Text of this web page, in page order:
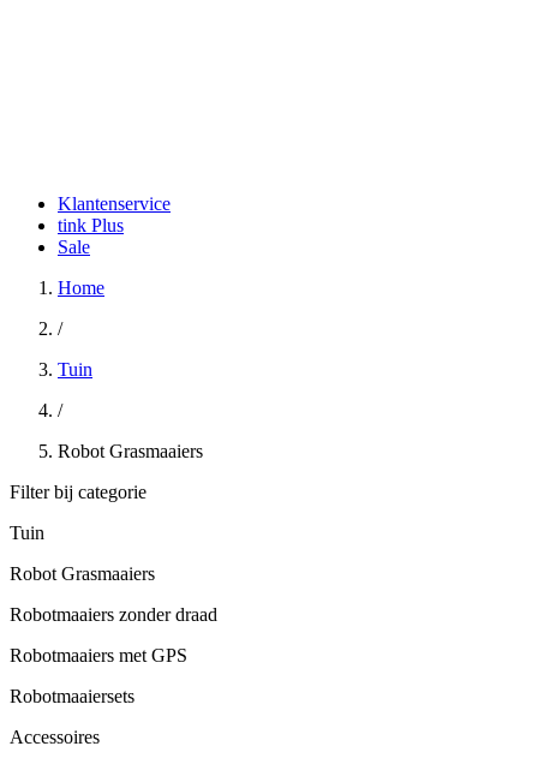
Klantenservice
tink Plus
Sale
Home
/
Tuin
/
Robot Grasmaaiers
Filter bij categorie
Tuin
Robot Grasmaaiers
Robotmaaiers zonder draad
Robotmaaiers met GPS
Robotmaaiersets
Accessoires